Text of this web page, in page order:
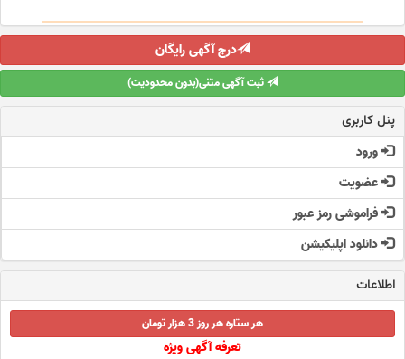
درج آگهی رایگان
ثبت آگهی متنی(بدون محدودیت)
پنل کاربری
ورود
عضویت
فراموشی رمز عبور
دانلود اپلیکیشن
اطلاعات
هر ستاره هر روز 3 هزار تومان
تعرفه آگهی ویژه